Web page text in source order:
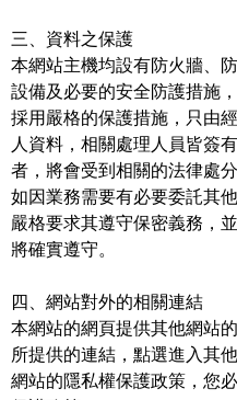
三、資料之保護
本網站主機均設有防火牆、
設備及必要的安全防護措施
採用嚴格的保護措施，只由
人資料，相關處理人員皆簽
者，將會受到相關的法律處分
如因業務需要有必要委託其
嚴格要求其遵守保密義務，
將確實遵守。
四、網站對外的相關連結
本網站的網頁提供其他網站
所提供的連結，點選進入其
網站的隱私權保護政策，您